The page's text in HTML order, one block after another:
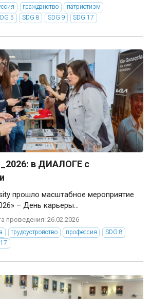
гражданство
патриотизм
5 SDG 8 SDG 9 SDG 17
в ДИАЛОГЕ с
прошло масштабное мероприятие
– День карьеры...
проведения: 26.02.2026
трудоустройство профессия
SDG 8